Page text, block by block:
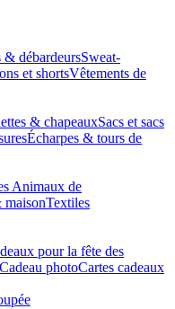
& débardeursSweat-
et shortsVêtements de
& chapeauxSacs et sacs
Écharpes & tours de
Animaux de
Textiles
pour la fête des
Cadeau photoCartes cadeaux